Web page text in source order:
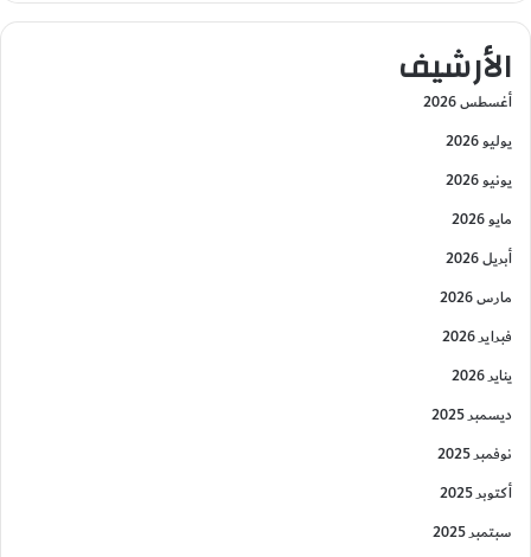
الأرشيف
أغسطس 2026
يوليو 2026
يونيو 2026
مايو 2026
أبريل 2026
مارس 2026
فبراير 2026
يناير 2026
ديسمبر 2025
نوفمبر 2025
أكتوبر 2025
سبتمبر 2025